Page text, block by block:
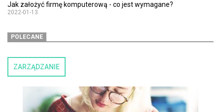
Jak założyć firmę komputerową - co jest wymagane?
2022-01-13
POLECANE
ZARZĄDZANIE